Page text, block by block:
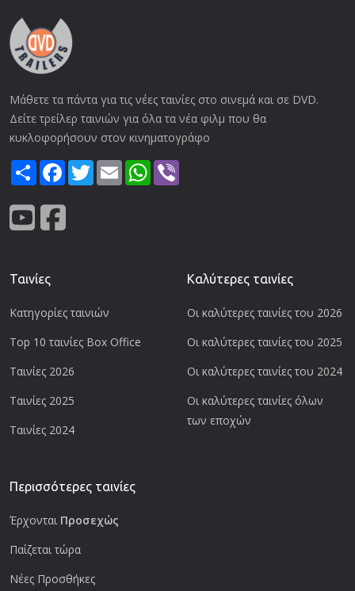
Μάθετε τα πάντα για τις νέες ταινίες στο σινεμά και σε DVD.
Δείτε τρείλερ ταινιών για όλα τα νέα φιλμ που θα
κυκλοφορήσουν στον κινηματογράφο
ShareFacebook
TwitterEmail WhatsApp
Ταινίες
Κατηγορίες ταινιών
Top 10 ταινίες Box Office
Ταινίες 2026
Ταινίες 2025
Ταινίες 2024
Καλύτερες ταινίες
Οι καλύτερες ταινίες του 2026
Οι καλύτερες ταινίες του 2025
Οι καλύτερες ταινίες του 2024
Οι καλύτερες ταινίες όλων
των εποχών
Περισσότερες ταινίες
Έρχονται Προσεχώς
Παίζεται τώρα
Νέες Προσθήκες